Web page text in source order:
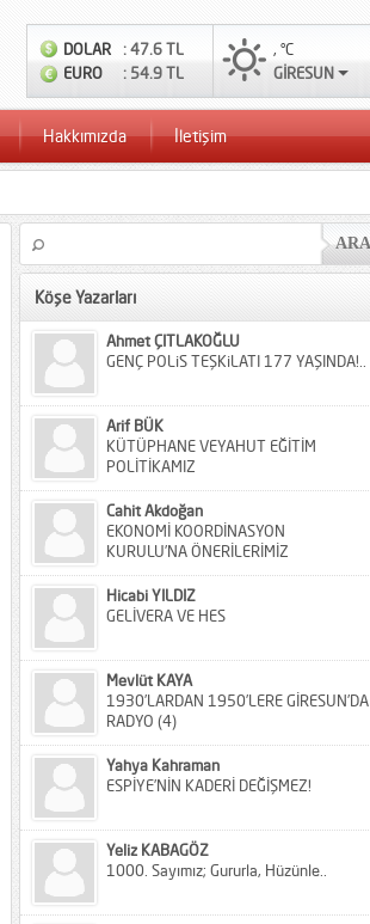
DOLAR
: 47.6 TL
EURO
: 54.9 TL
, °C
GİRESUN
Hakkımızda İletişim
Köşe Yazarları
Ahmet ÇITLAKOĞLU
GENÇ POLiS TEŞKiLATI 177 YAŞINDA!..
Arif BÜK
KÜTÜPHANE VEYAHUT EĞİTİM
POLİTİKAMIZ
Cahit Akdoğan
EKONOMİ KOORDİNASYON
KURULU’NA ÖNERİLERİMİZ
Hicabi YILDIZ
GELİVERA VE HES
Mevlüt KAYA
1930’LARDAN 1950’LERE GİRESUN’DA
RADYO (4)
Yahya Kahraman
ESPİYE’NİN KADERİ DEĞİŞMEZ!
Yeliz KABAGÖZ
1000. Sayımız; Gururla, Hüzünle..